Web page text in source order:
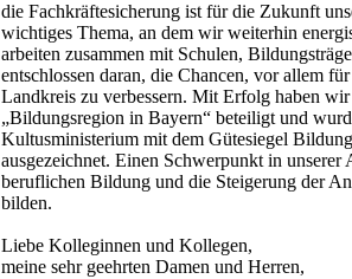
die Fachkräftesicherung ist für die Zukunft
wichtiges Thema, an dem wir weiterhin
arbeiten zusammen mit Schulen,
entschlossen daran, die Chancen, vor allem
Landkreis zu verbessern. Mit Erfolg haben
„Bildungsregion in Bayern“ beteiligt und
Kultusministerium mit dem Gütesiegel
ausgezeichnet. Einen Schwerpunkt in
beruflichen Bildung und die Steigerung der
bilden.
Liebe Kolleginnen und Kollegen,
meine sehr geehrten Damen und Herren,